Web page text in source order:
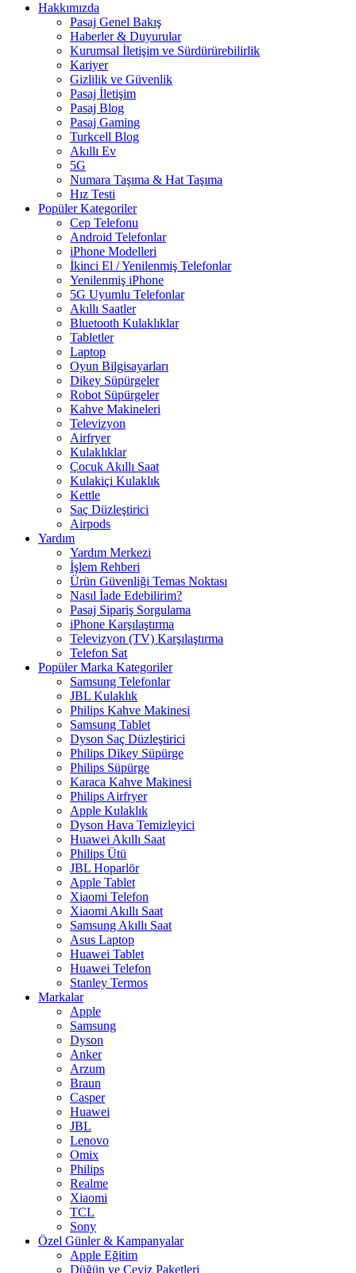
Hakkımızda
Pasaj Genel Bakış
Haberler & Duyurular
Kurumsal İletişim ve Sürdürürebilirlik
Kariyer
Gizlilik ve Güvenlik
Pasaj İletişim
Pasaj Blog
Pasaj Gaming
Turkcell Blog
Akıllı Ev
5G
Numara Taşıma & Hat Taşıma
Hız Testi
Popüler Kategoriler
Cep Telefonu
Android Telefonlar
iPhone Modelleri
İkinci El / Yenilenmiş Telefonlar
Yenilenmiş iPhone
5G Uyumlu Telefonlar
Akıllı Saatler
Bluetooth Kulaklıklar
Tabletler
Laptop
Oyun Bilgisayarları
Dikey Süpürgeler
Robot Süpürgeler
Kahve Makineleri
Televizyon
Airfryer
Kulaklıklar
Çocuk Akıllı Saat
Kulakiçi Kulaklık
Kettle
Saç Düzleştirici
Airpods
Yardım
Yardım Merkezi
İşlem Rehberi
Ürün Güvenliği Temas Noktası
Nasıl İade Edebilirim?
Pasaj Sipariş Sorgulama
iPhone Karşılaştırma
Televizyon (TV) Karşılaştırma
Telefon Sat
Popüler Marka Kategoriler
Samsung Telefonlar
JBL Kulaklık
Philips Kahve Makinesi
Samsung Tablet
Dyson Saç Düzleştirici
Philips Dikey Süpürge
Philips Süpürge
Karaca Kahve Makinesi
Philips Airfryer
Apple Kulaklık
Dyson Hava Temizleyici
Huawei Akıllı Saat
Philips Ütü
JBL Hoparlör
Apple Tablet
Xiaomi Telefon
Xiaomi Akıllı Saat
Samsung Akıllı Saat
Asus Laptop
Huawei Tablet
Huawei Telefon
Stanley Termos
Markalar
Apple
Samsung
Dyson
Anker
Arzum
Braun
Casper
Huawei
JBL
Lenovo
Omix
Philips
Realme
Xiaomi
TCL
Sony
Özel Günler & Kampanyalar
Apple Eğitim
Düğün ve Çeyiz Paketleri